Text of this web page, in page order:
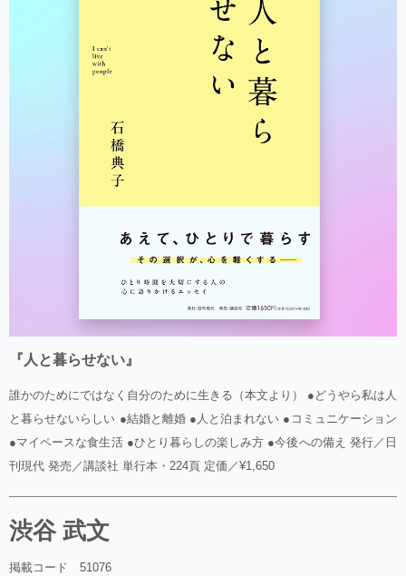
『人と暮らせない』
誰かのためにではなく自分のために生きる（本文より） ●どうやら私は人
と暮らせないらしい ●結婚と離婚 ●人と泊まれない ●コミュニケーション
●マイペースな食生活 ●ひとり暮らしの楽しみ方 ●今後への備え 発行／日
刊現代 発売／講談社 単行本・224頁 定価／¥1,650
渋谷 武文
掲載コード 51076